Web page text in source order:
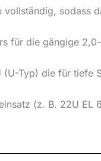
sodass
für die gängige
Typ) die für tiefe
(z. B. 22U EL